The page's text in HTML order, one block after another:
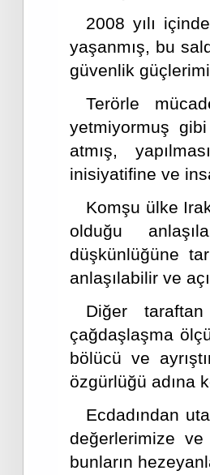
2008 yılı
yaşanmış, bu
güvenlik
Terörle
yetmiyormuş
atmış,
inisiyatifine ve
Komşu ülke
olduğu
düşkünlüğüne
anlaşılabilir ve
Diğer
çağdaşlaşma
bölücü ve
özgürlüğü adına
Ecdadından
değerlerimize
bunların